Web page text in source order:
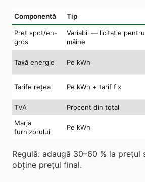
Componentă Tip
Preț spot/en-
gros
Variabil — licitație pentru
mâine
Taxă energie Pe kWh
Tarife rețea Pe kWh + tarif fix
TVA
Procent din total
Marja
furnizorului
Pe kWh
Regulă: adaugă 30–60 % la prețul
obține prețul final.